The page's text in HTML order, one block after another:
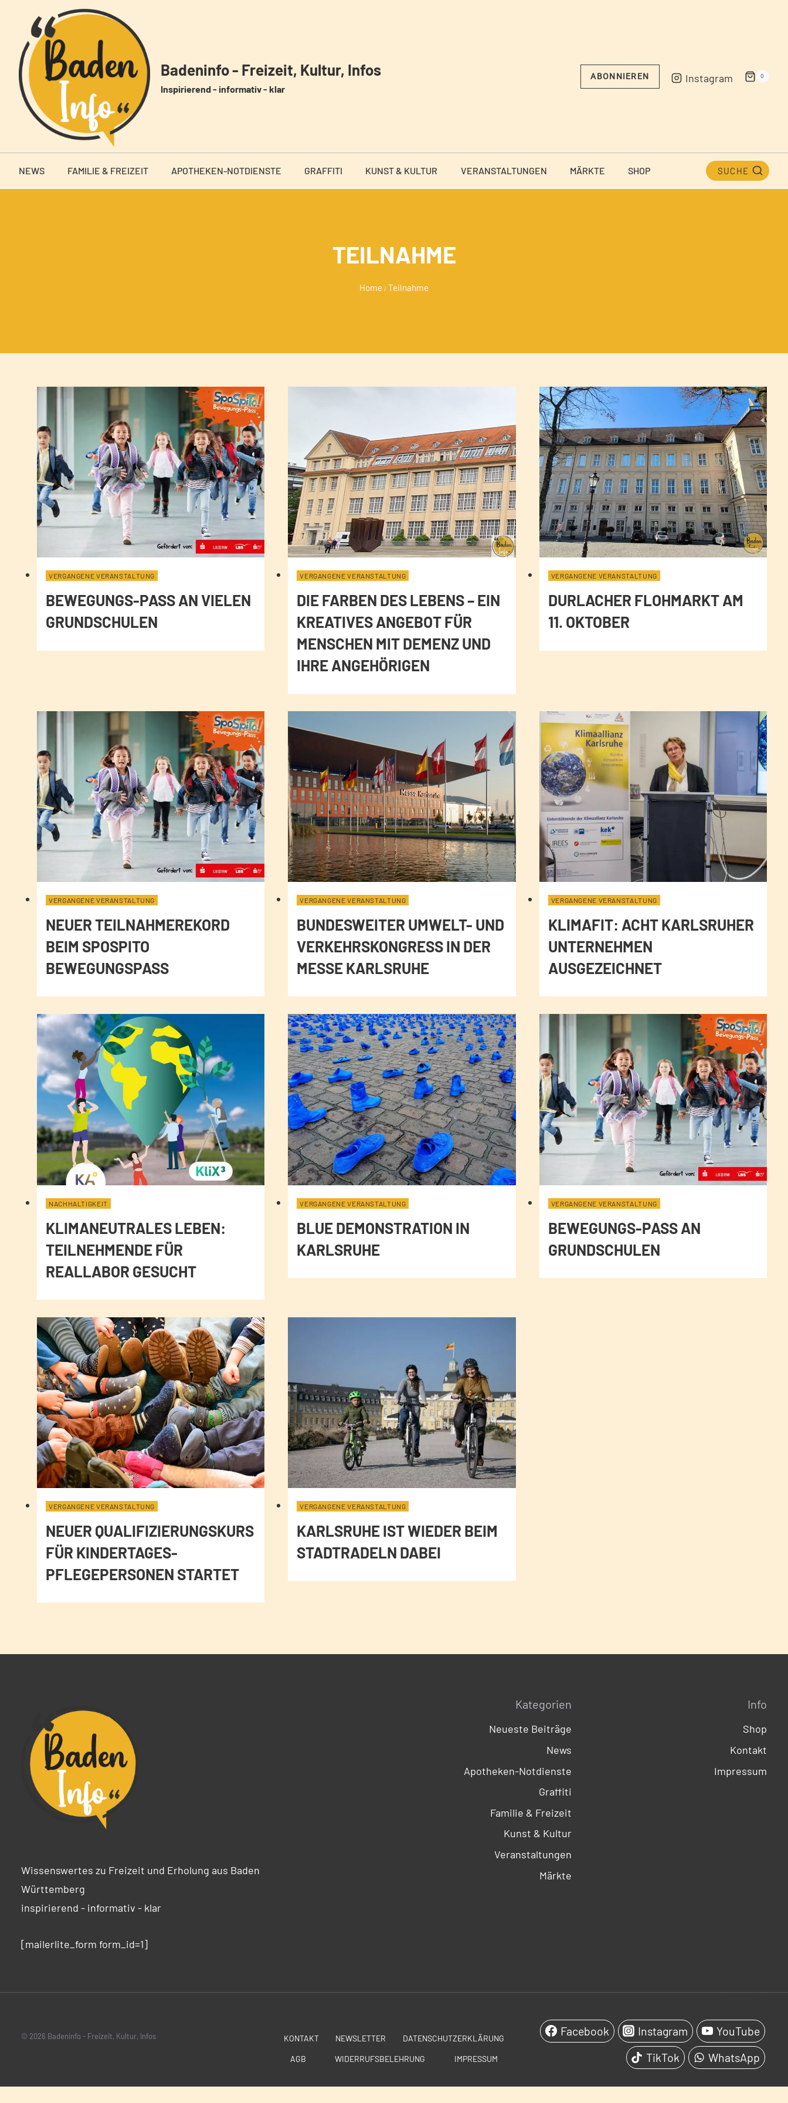
springen
Badeninfo - Freizeit, Kultur, Infos
Inspirierend - informativ - klar
ABONNIEREN Instagram 0
NEWS FAMILIE & FREIZEIT APOTHEKEN-NOTDIENSTE GRAFFITI KUNST & KULTUR VERANSTALTUNGEN MÄRKTE SHOP SUCHE
TEILNAHME
Home / Teilnahme
VERGANGENE VERANSTALTUNG
BEWEGUNGS-PASS AN VIELEN
GRUNDSCHULEN
VERGANGENE VERANSTALTUNG
DIE FARBEN DES LEBENS – EIN
KREATIVES ANGEBOT FÜR
MENSCHEN MIT DEMENZ UND
IHRE ANGEHÖRIGEN
VERGANGENE VERANSTALTUNG
DURLACHER FLOHMARKT AM
11. OKTOBER
VERGANGENE VERANSTALTUNG
NEUER TEILNAHMEREKORD
BEIM SPOSPITO
BEWEGUNGSPASS
VERGANGENE VERANSTALTUNG
BUNDESWEITER UMWELT- UND
VERKEHRSKONGRESS IN DER
MESSE KARLSRUHE
VERGANGENE VERANSTALTUNG
KLIMAFIT: ACHT KARLSRUHER
UNTERNEHMEN
AUSGEZEICHNET
NACHHALTIGKEIT
KLIMANEUTRALES LEBEN:
TEILNEHMENDE FÜR
REALLABOR GESUCHT
VERGANGENE VERANSTALTUNG
BLUE DEMONSTRATION IN
KARLSRUHE
VERGANGENE VERANSTALTUNG
BEWEGUNGS-PASS AN
GRUNDSCHULEN
VERGANGENE VERANSTALTUNG
NEUER QUALIFIZIERUNGSKURS
FÜR KINDERTAGES-
PFLEGEPERSONEN STARTET
VERGANGENE VERANSTALTUNG
KARLSRUHE IST WIEDER BEIM
STADTRADELN DABEI
Wissenswertes zu Freizeit und Erholung aus Baden
Württemberg
inspirierend - informativ - klar
[mailerlite_form form_id=1]
Kategorien
Neueste Beiträge
News
Apotheken-Notdienste
Graffiti
Familie & Freizeit
Kunst & Kultur
Veranstaltungen
Märkte
Info
Shop
Kontakt
Impressum
© 2026 Badeninfo - Freizeit, Kultur, Infos KONTAKT NEWSLETTER DATENSCHUTZERKLÄRUNG
AGB WIDERRUFSBELEHRUNG IMPRESSUM
Facebook Instagram
YouTube
TikTok
WhatsApp